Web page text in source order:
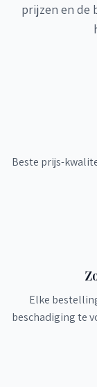
prijzen en de
Beste prijs-
Elke
beschadiging te